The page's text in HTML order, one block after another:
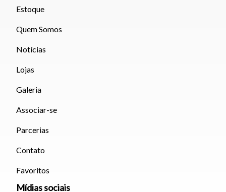
Estoque
Quem Somos
Notícias
Lojas
Galeria
Associar-se
Parcerias
Contato
Favoritos
Mídias sociais